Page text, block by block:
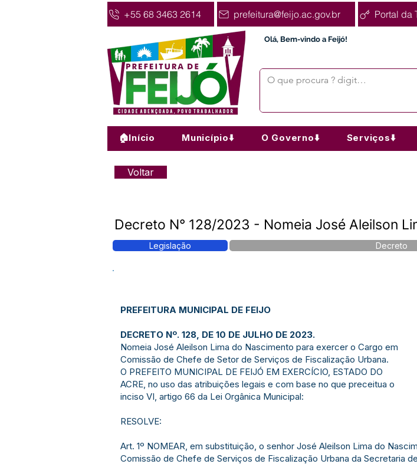
+55 68 3463 2614 prefeitura@feijo.ac.gov.br Portal da
Olá, Bem-vindo a Feijó!
🏠Início Município⬇️ O Governo⬇️ Serviços⬇️
Voltar
Decreto N° 128/2023 - Nomeia José Aleilson
Legislação Decreto
PREFEITURA MUNICIPAL DE FEIJO
DECRETO Nº. 128, DE 10 DE JULHO DE 2023.
Nomeia José Aleilson Lima do Nascimento para exercer o Cargo em
Comissão de Chefe de Setor de Serviços de Fiscalização Urbana.
O PREFEITO MUNICIPAL DE FEIJÓ EM EXERCÍCIO, ESTADO DO
ACRE, no uso das atribuições legais e com base no que preceitua o
inciso VI, artigo 66 da Lei Orgânica Municipal:
RESOLVE:
Art. 1º NOMEAR, em substituição, o senhor José Aleilson Lima do
Comissão de Chefe de Serviços de Fiscalização Urbana da Secretaria